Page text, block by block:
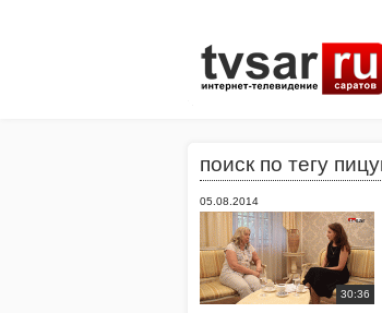
поиск по тегу
05.08.2014
30:36